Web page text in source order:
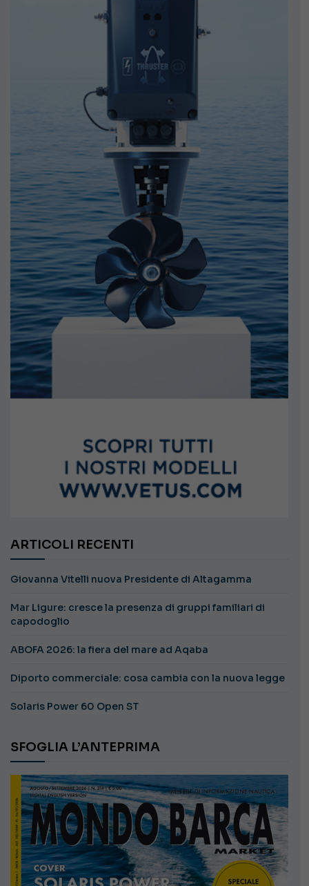
ARTICOLI RECENTI
Giovanna Vitelli nuova Presidente di Altagamma
Mar Ligure: cresce la presenza di gruppi familiari di
capodoglio
ABOFA 2026: la fiera del mare ad Aqaba
Diporto commerciale: cosa cambia con la nuova legge
Solaris Power 60 Open ST
SFOGLIA L’ANTEPRIMA